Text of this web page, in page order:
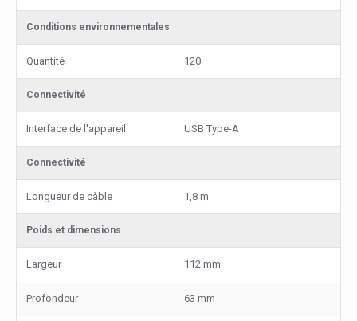
Conditions environnementales
Quantité 120
Connectivité
Interface de l'appareil USB Type-A
Connectivité
Longueur de càble 1,8 m
Poids et dimensions
Largeur 112 mm
Profondeur 63 mm